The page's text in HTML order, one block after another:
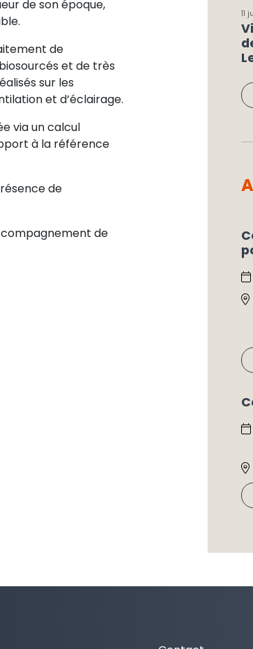
de son époque,
de
et de très
sur les
et d’éclairage.
via un calcul
à la référence
de
de
11